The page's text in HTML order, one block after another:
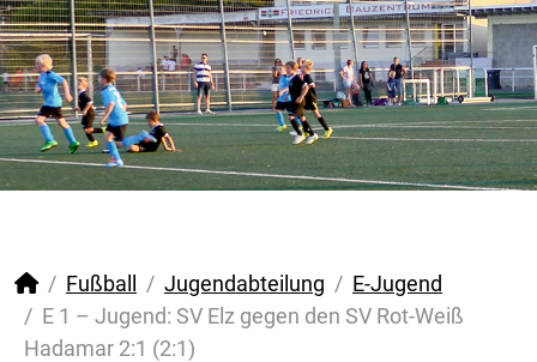
Fußball Jugendabteilung
E-Jugend
E 1 – Jugend: SV Elz gegen den SV Rot-Weiß
Hadamar 2:1 (2:1)